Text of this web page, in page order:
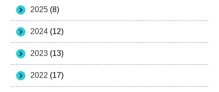
2025 (8)
2024 (12)
2023 (13)
2022 (17)